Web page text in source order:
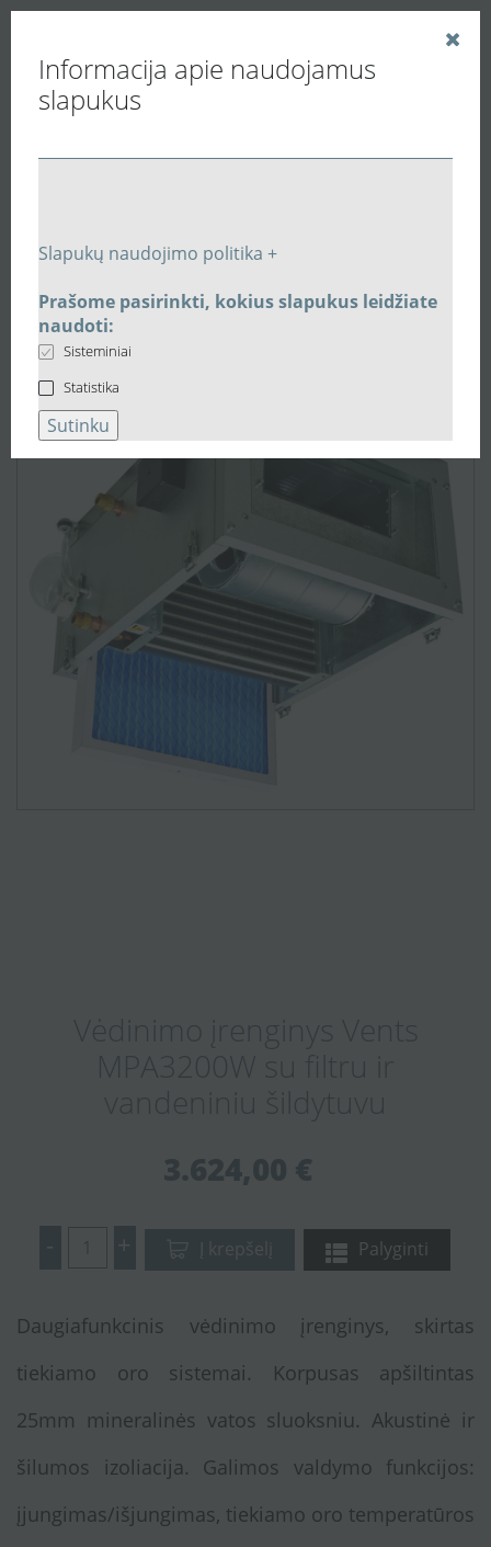
Informacija apie naudojamus
slapukus
Slapukų naudojimo politika +
Prašome pasirinkti, kokius slapukus leidžiate
naudoti:
Sisteminiai
Statistika
Sutinku
Vedinu.LT
Oro tiekimo įrenginiai
Vėdinimo įrenginys Vents MPA3200W su filtru ir
vandeniniu šildytuvu
Vėdinimo įrenginys Vents
MPA3200W su filtru ir
vandeniniu šildytuvu
3.624,00 €
- + Į krepšelį Palyginti
Daugiafunkcinis vėdinimo įrenginys, skirtas
tiekiamo oro sistemai. Korpusas apšiltintas
25mm mineralinės vatos sluoksniu. Akustinė ir
šilumos izoliacija. Galimos valdymo funkcijos:
įjungimas/išjungimas, tiekiamo oro temperatūros